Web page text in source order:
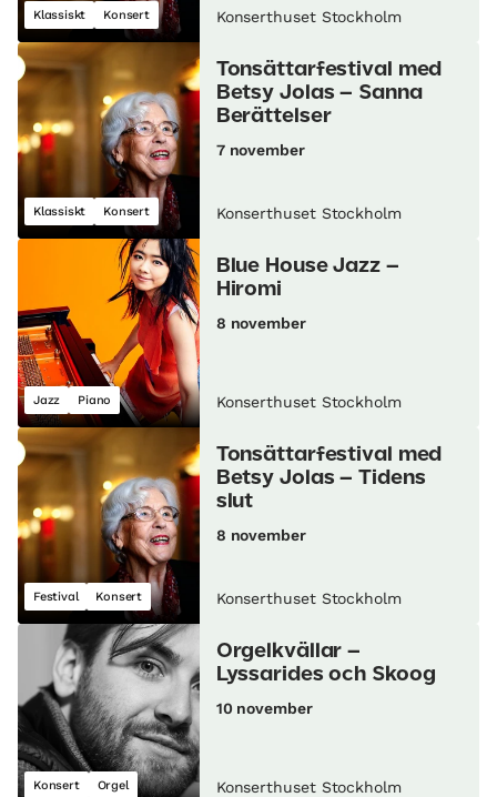
Klassiskt Konsert Konserthuset Stockholm
Klassiskt Konsert
Tonsättarfestival med
Betsy Jolas – Sanna
Berättelser
7 november
Konserthuset Stockholm
Jazz Piano
Blue House Jazz –
Hiromi
8 november
Konserthuset Stockholm
Festival Konsert
Tonsättarfestival med
Betsy Jolas – Tidens
slut
8 november
Konserthuset Stockholm
Konsert Orgel
Orgelkvällar –
Lyssarides och Skoog
10 november
Konserthuset Stockholm